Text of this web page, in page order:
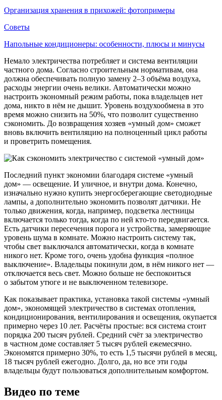
Организация хранения в прихожей: фотопримеры
Советы
Напольные кондиционеры: особенности, плюсы и минусы
Немало электричества потребляет и система вентиляции
частного дома. Согласно строительным нормативам, она
должна обеспечивать полную замену 2–3 объёма воздуха,
расходы энергии очень велики. Автоматически можно
настроить экономный режим работы, пока владельцев нет
дома, никто в нём не дышит. Уровень воздухообмена в это
время можно снизить на 50%, что позволит существенно
сэкономить. До возвращения хозяев «умный дом» сможет
вновь включить вентиляцию на полноценный цикл работы
и проветрить помещения.
Последний пункт экономии благодаря системе «умный
дом» — освещение. И уличное, и внутри дома. Конечно,
изначально нужно купить энергосберегающие светодиодные
лампы, а дополнительно экономить позволят датчики. Не
только движения, когда, например, подсветка лестницы
включается только тогда, когда по ней кто-то передвигается.
Есть датчики пересечения порога и устройства, замеряющие
уровень шума в комнате. Можно настроить систему так,
чтобы свет выключался автоматически, когда в комнате
никого нет. Кроме того, очень удобна функция «полное
выключение». Владельцы покинули дом, в нём никого нет —
отключается весь свет. Можно больше не беспокоиться
о забытом утюге и не выключенном телевизоре.
Как показывает практика, установка такой системы «умный
дом», экономящей электричество в системах отопления,
кондиционирования, вентилирования и освещения, окупается
примерно через 10 лет. Расчёты простые: вся система стоит
порядка 200 тысяч рублей. Средний счёт за электричество
в частном доме составляет 5 тысяч рублей ежемесячно.
Экономятся примерно 30%, то есть 1,5 тысячи рублей в месяц,
18 тысяч рублей ежегодно. Долго, да, но все эти годы
владельцы будут пользоваться дополнительным комфортом.
Видео по теме